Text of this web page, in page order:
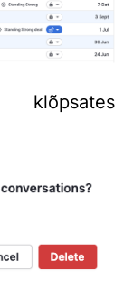
klõpsates